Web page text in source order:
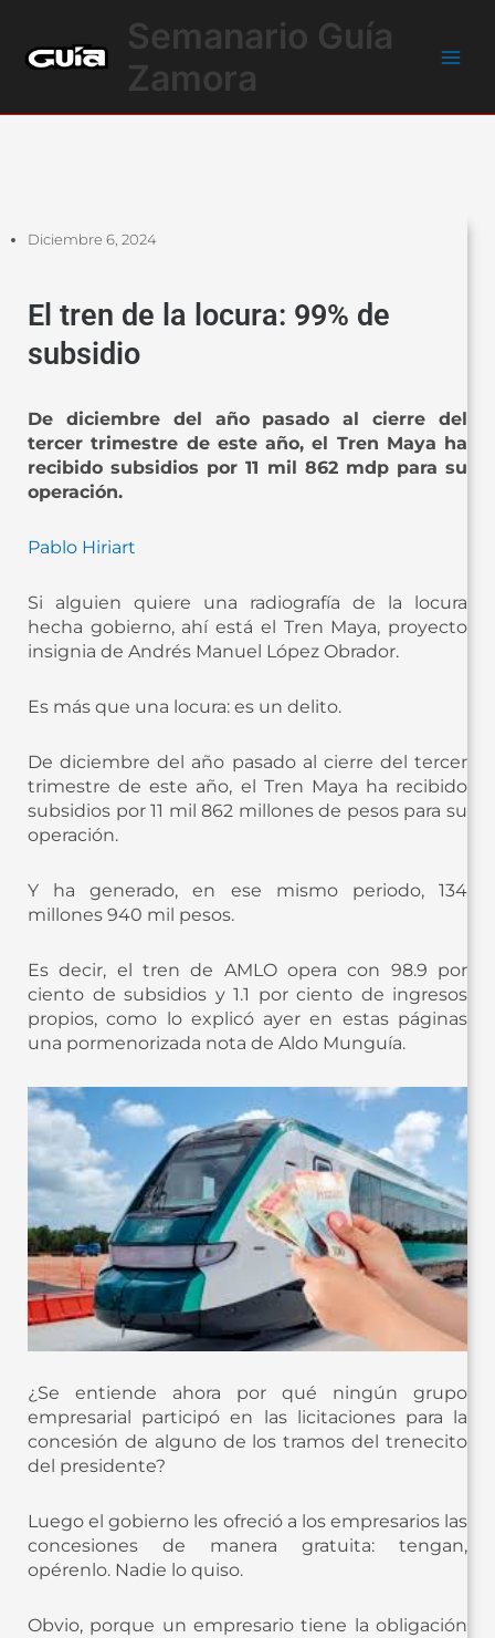
contenido
Semanario Guía
Zamora
Diciembre 6, 2024
El tren de la locura: 99% de
subsidio
De diciembre del año pasado al cierre del
tercer trimestre de este año, el Tren Maya ha
recibido subsidios por 11 mil 862 mdp para su
operación.
Pablo Hiriart
Si alguien quiere una radiografía de la locura
hecha gobierno, ahí está el Tren Maya, proyecto
insignia de Andrés Manuel López Obrador.
Es más que una locura: es un delito.
De diciembre del año pasado al cierre del tercer
trimestre de este año, el Tren Maya ha recibido
subsidios por 11 mil 862 millones de pesos para su
operación.
Y ha generado, en ese mismo periodo, 134
millones 940 mil pesos.
Es decir, el tren de AMLO opera con 98.9 por
ciento de subsidios y 1.1 por ciento de ingresos
propios, como lo explicó ayer en estas páginas
una pormenorizada nota de Aldo Munguía.
¿Se entiende ahora por qué ningún grupo
empresarial participó en las licitaciones para la
concesión de alguno de los tramos del trenecito
del presidente?
Luego el gobierno les ofreció a los empresarios las
concesiones de manera gratuita: tengan,
opérenlo. Nadie lo quiso.
Obvio, porque un empresario tiene la obligación